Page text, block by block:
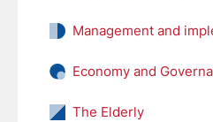
Management and
Economy and
The Elderly